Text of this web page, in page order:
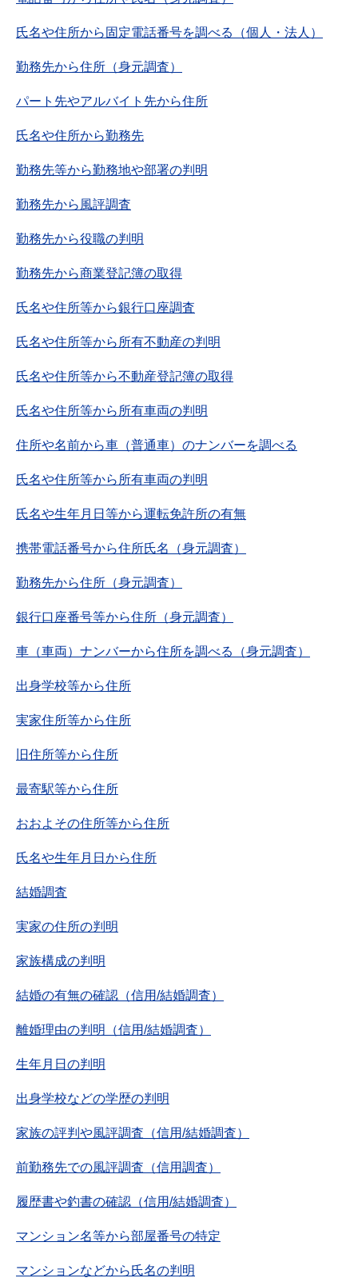
氏名や住所から固定電話番号を調べる（個人・法人）
勤務先から住所（身元調査）
パート先やアルバイト先から住所
氏名や住所から勤務先
勤務先等から勤務地や部署の判明
勤務先から風評調査
勤務先から役職の判明
勤務先から商業登記簿の取得
氏名や住所等から銀行口座調査
氏名や住所等から所有不動産の判明
氏名や住所等から不動産登記簿の取得
氏名や住所等から所有車両の判明
住所や名前から車（普通車）のナンバーを調べる
氏名や住所等から所有車両の判明
氏名や生年月日等から運転免許所の有無
携帯電話番号から住所氏名（身元調査）
勤務先から住所（身元調査）
銀行口座番号等から住所（身元調査）
車（車両）ナンバーから住所を調べる（身元調査）
出身学校等から住所
実家住所等から住所
旧住所等から住所
最寄駅等から住所
おおよその住所等から住所
氏名や生年月日から住所
結婚調査
実家の住所の判明
家族構成の判明
結婚の有無の確認（信用/結婚調査）
離婚理由の判明（信用/結婚調査）
生年月日の判明
出身学校などの学歴の判明
家族の評判や風評調査（信用/結婚調査）
前勤務先での風評調査（信用調査）
履歴書や釣書の確認（信用/結婚調査）
マンション名等から部屋番号の特定
マンションなどから氏名の判明